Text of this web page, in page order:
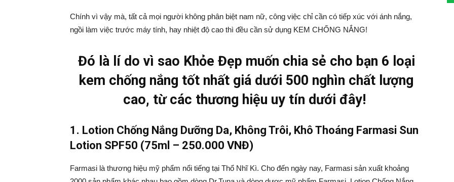
Chính vì vậy mà, tất cả mọi người không phân biệt nam nữ, công việc chỉ cần có tiếp xúc với ánh nắng,
ngồi làm việc trước máy tính, hay nhiệt độ cao thì đều cần sử dụng KEM CHỐNG NẮNG!
Đó là lí do vì sao Khỏe Đẹp muốn chia sẻ cho bạn 6 loại
kem chống nắng tốt nhất giá dưới 500 nghìn chất lượng
cao, từ các thương hiệu uy tín dưới đây!
1. Lotion Chống Nắng Dưỡng Da, Không Trôi, Khô Thoáng Farmasi Sun
Lotion SPF50 (75ml – 250.000 VNĐ)
Farmasi là thương hiệu mỹ phẩm nổi tiếng tại Thổ Nhĩ Kì. Cho đến ngày nay, Farmasi sản xuất khoảng